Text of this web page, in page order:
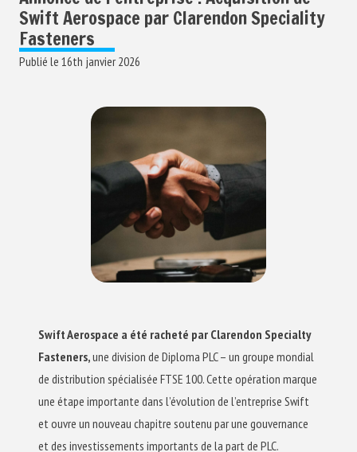
Swift Aerospace par Clarendon Speciality
Fasteners
Publié le 16th janvier 2026
Swift Aerospace a été racheté par Clarendon Specialty
Fasteners,une division de Diploma PLC – un groupe mondial
de distribution spécialisée FTSE 100. Cette opération marque
une étape importante dans l’évolution de l’entreprise Swift
et ouvre un nouveau chapitre soutenu par une gouvernance
et des investissements importants de la part de PLC.